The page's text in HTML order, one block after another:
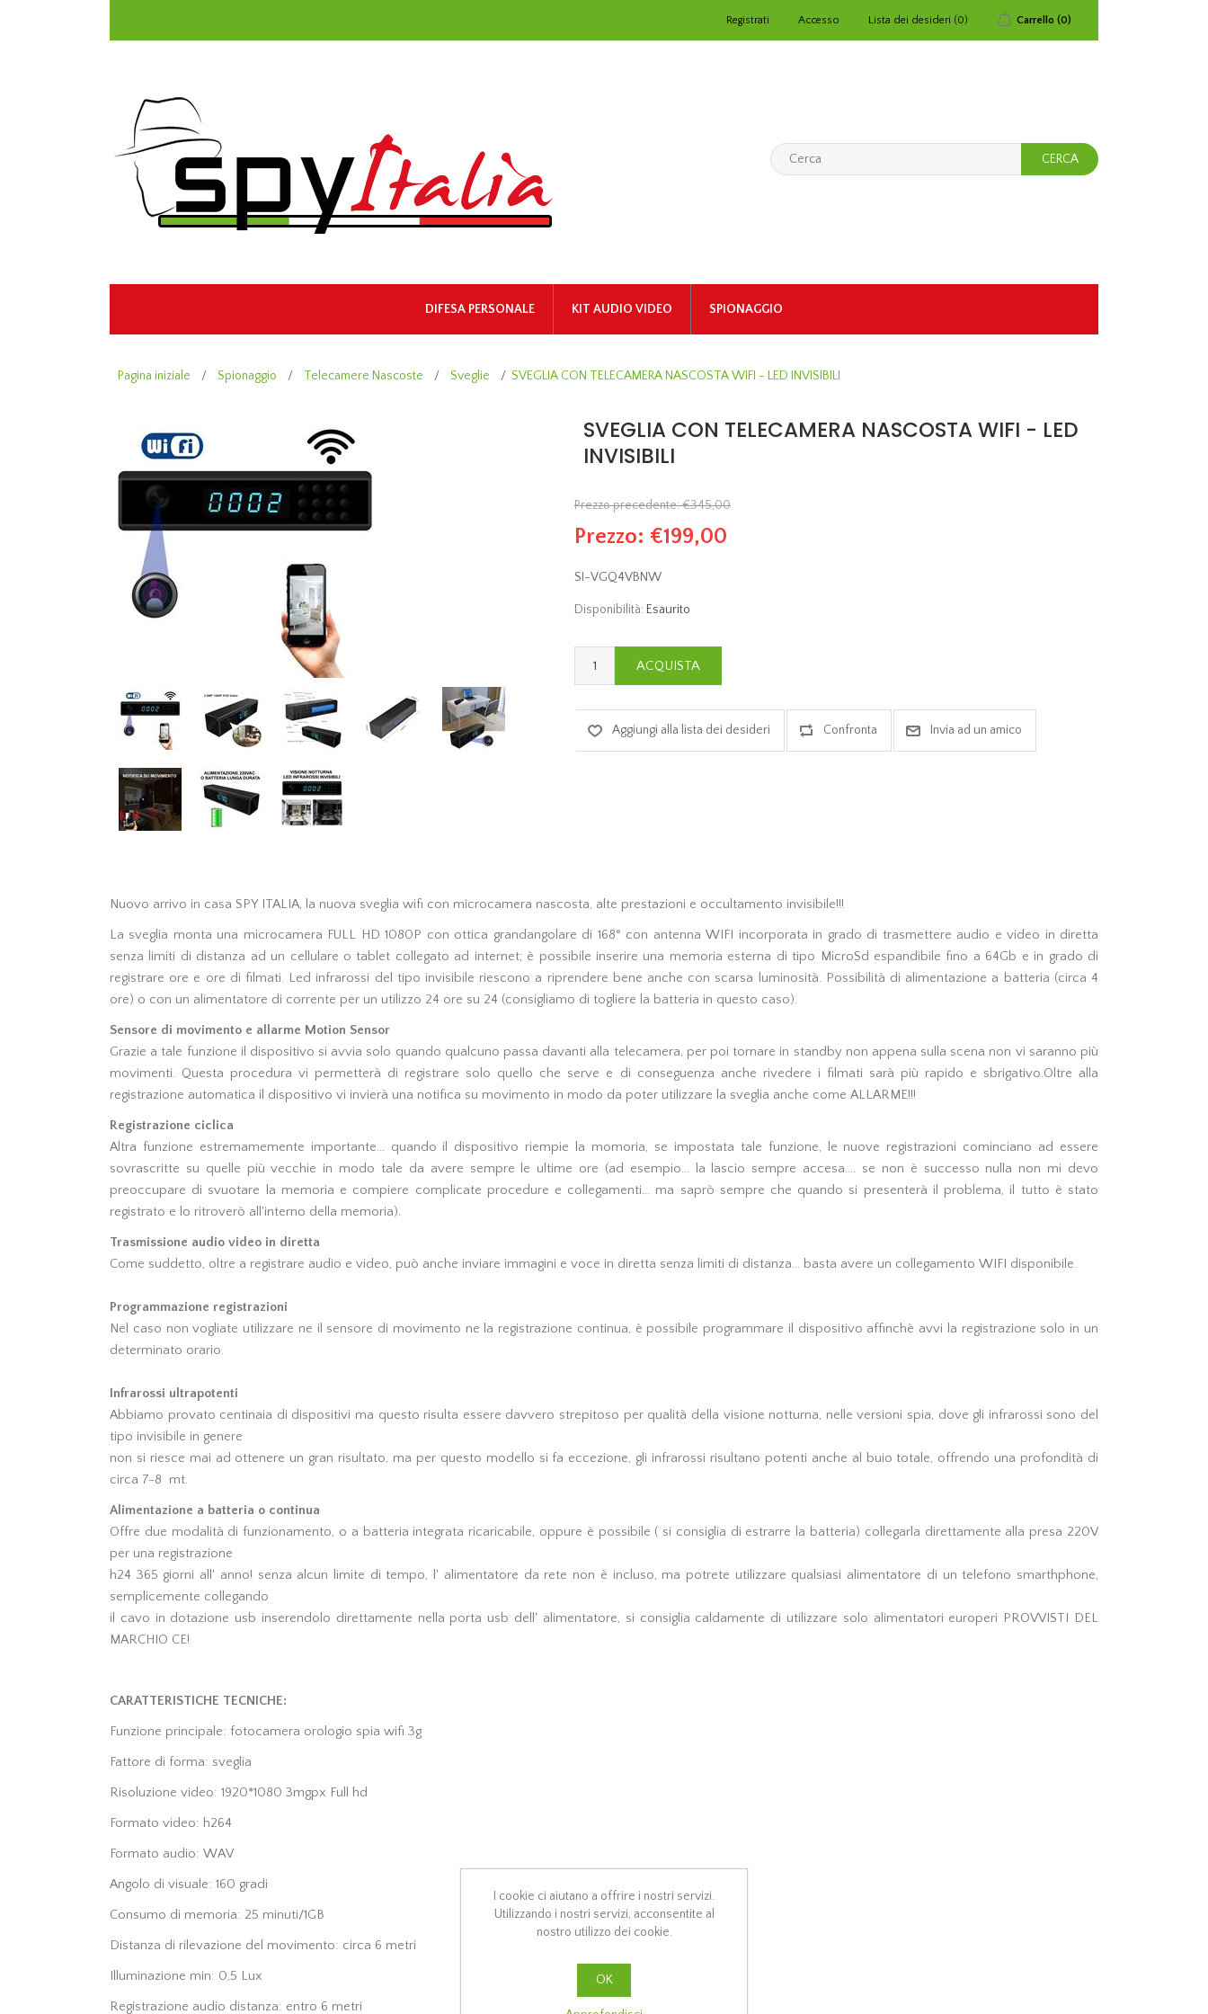
Registrati Accesso Lista dei desideri (0) Carrello (0)
DIFESA PERSONALE KIT AUDIO VIDEO SPIONAGGIO
Pagina iniziale / Spionaggio / Telecamere Nascoste / Sveglie / SVEGLIA CON TELECAMERA NASCOSTA WIFI - LED INVISIBILI
SVEGLIA CON TELECAMERA NASCOSTA WIFI - LED
INVISIBILI
Prezzo precedente:€345,00
Prezzo: €199,00
SI-VGQ4VBNW
Disponibilità: Esaurito
Nuovo arrivo in casa SPY ITALIA, la nuova sveglia wifi con microcamera nascosta, alte prestazioni e occultamento invisibile!!!
La sveglia monta una microcamera FULL HD 1080P con ottica grandangolare di 168° con antenna WIFI incorporata in grado di trasmettere audio e video in diretta
senza limiti di distanza ad un cellulare o tablet collegato ad internet; è possibile inserire una memoria esterna di tipo MicroSd espandibile fino a 64Gb e in grado di
registrare ore e ore di filmati. Led infrarossi del tipo invisibile riescono a riprendere bene anche con scarsa luminosità. Possibilità di alimentazione a batteria (circa 4
ore) o con un alimentatore di corrente per un utilizzo 24 ore su 24 (consigliamo di togliere la batteria in questo caso).
Sensore di movimento e allarme Motion Sensor
Grazie a tale funzione il dispositivo si avvia solo quando qualcuno passa davanti alla telecamera, per poi tornare in standby non appena sulla scena non vi saranno più
movimenti. Questa procedura vi permetterà di registrare solo quello che serve e di conseguenza anche rivedere i filmati sarà più rapido e sbrigativo.Oltre alla
registrazione automatica il dispositivo vi invierà una notifica su movimento in modo da poter utilizzare la sveglia anche come ALLARME!!!
Registrazione ciclica
Altra funzione estremamemente importante... quando il dispositivo riempie la momoria, se impostata tale funzione, le nuove registrazioni cominciano ad essere
sovrascritte su quelle più vecchie in modo tale da avere sempre le ultime ore (ad esempio... la lascio sempre accesa.... se non è successo nulla non mi devo
preoccupare di svuotare la memoria e compiere complicate procedure e collegamenti... ma saprò sempre che quando si presenterà il problema, il tutto è stato
registrato e lo ritroverò all'interno della memoria).
Trasmissione audio video in diretta
Come suddetto, oltre a registrare audio e video, può anche inviare immagini e voce in diretta senza limiti di distanza... basta avere un collegamento WIFI disponibile.
Programmazione registrazioni
Nel caso non vogliate utilizzare ne il sensore di movimento ne la registrazione continua, è possibile programmare il dispositivo affinchè avvi la registrazione solo in un
determinato orario.
Infrarossi ultrapotenti
Abbiamo provato centinaia di dispositivi ma questo risulta essere davvero strepitoso per qualità della visione notturna, nelle versioni spia, dove gli infrarossi sono del
tipo invisibile in genere
non si riesce mai ad ottenere un gran risultato, ma per questo modello si fa eccezione, gli infrarossi risultano potenti anche al buio totale, offrendo una profondità di
circa 7-8 mt.
Alimentazione a batteria o continua
Offre due modalità di funzionamento, o a batteria integrata ricaricabile, oppure è possibile ( si consiglia di estrarre la batteria) collegarla direttamente alla presa 220V
per una registrazione
h24 365 giorni all' anno! senza alcun limite di tempo, l' alimentatore da rete non è incluso, ma potrete utilizzare qualsiasi alimentatore di un telefono smarthphone,
semplicemente collegando
il cavo in dotazione usb inserendolo direttamente nella porta usb dell' alimentatore, si consiglia caldamente di utilizzare solo alimentatori europeri PROVVISTI DEL
MARCHIO CE!
CARATTERISTICHE TECNICHE:
Funzione principale: fotocamera orologio spia wifi 3g
Fattore di forma: sveglia
Risoluzione video: 1920*1080 3mgpx Full hd
Formato video: h264
Formato audio: WAV
Angolo di visuale: 160 gradi
Consumo di memoria: 25 minuti/1GB
Distanza di rilevazione del movimento: circa 6 metri
Illuminazione min: 0,5 Lux
Registrazione audio distanza: entro 6 metri
I cookie ci aiutano a offrire i nostri servizi.
Utilizzando i nostri servizi, acconsentite al
nostro utilizzo dei cookie.
OK